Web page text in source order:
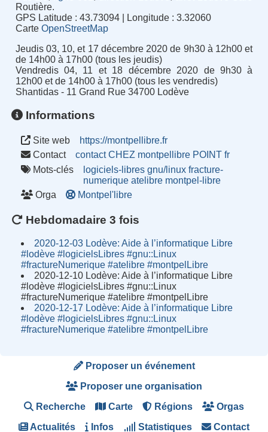
Routière.
GPS Latitude : 43.73094 | Longitude : 3.32060
Carte OpenStreetMap
Jeudis 03, 10, et 17 décembre 2020 de 9h30 à 12h00 et
de 14h00 à 17h00 (tous les jeudis)
Vendredis 04, 11 et 18 décembre 2020 de 9h30 à
12h00 et de 14h00 à 17h00 (tous les vendredis)
Shantidas - 11 Grand Rue 34700 Lodève
Informations
Site web
https://montpellibre.fr
Contact
contact CHEZ montpellibre POINT fr
Mots-clés
logiciels-libres gnu/linux fracture-
numerique atelibre montpel-libre
Orga
Montpel'libre
Hebdomadaire 3 fois
2020-12-03 Lodève: Aide à l’informatique Libre
#lodève #logicielsLibres #gnu::Linux
#fractureNumerique #atelibre #montpelLibre
2020-12-10 Lodève: Aide à l’informatique Libre
#lodève #logicielsLibres #gnu::Linux
#fractureNumerique #atelibre #montpelLibre
2020-12-17 Lodève: Aide à l’informatique Libre
#lodève #logicielsLibres #gnu::Linux
#fractureNumerique #atelibre #montpelLibre
Proposer un événement
Proposer une organisation
Recherche Carte Régions Orgas
Actualités Infos Statistiques Contact